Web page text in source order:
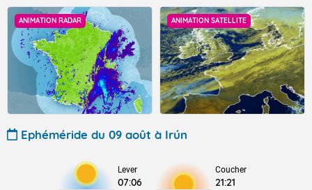
ANIMATION RADAR ANIMATION SATELLITE
Ephéméride du 09 août à Irún
Lever
07:06
Coucher
21:21